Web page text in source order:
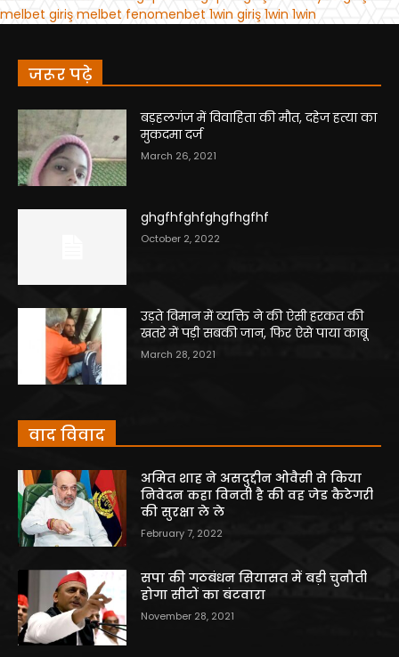
जरूर पढ़े
बड़हलगंज में विवाहिता की मौत, दहेज हत्या का
मुकदमा दर्ज
March 26, 2021
ghgfhfghfghgfhgfhf
October 2, 2022
उड़ते विमान में व्यक्ति ने की ऐसी हरकत की
खतरे में पड़ी सबकी जान, फिर ऐसे पाया काबू
March 28, 2021
वाद विवाद
अमित शाह ने असदुद्दीन ओवैसी से किया
निवेदन कहा विनती है की वह जेड कैटेगरी
की सुरक्षा ले ले
February 7, 2022
सपा की गठबंधन सियासत में बड़ी चुनौती
होगा सीटों का बंटवारा
November 28, 2021